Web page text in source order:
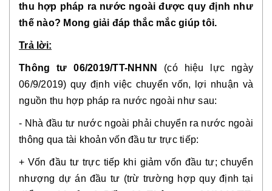
thu hợp pháp ra nước ngoài được quy định như
thế nào? Mong giải đáp thắc mắc giúp tôi.
Trả lời:
Thông tư 06/2019/TT-NHNN
(có hiệu lực ngày
06/9/2019) quy định việc chuyển vốn, lợi nhuận và
nguồn thu hợp pháp ra nước ngoài như sau:
- Nhà đầu tư nước ngoài phải chuyển ra nước ngoài
thông qua tài khoản vốn đầu tư trực tiếp:
+ Vốn đầu tư trực tiếp khi giảm vốn đầu tư; chuyển
nhượng dự án đầu tư (trừ trường hợp quy định tại